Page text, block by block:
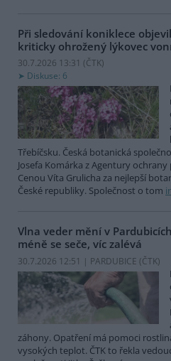
Při sledování koniklece
kriticky ohrožený lýkovec
30.7.2026 13:31 (ČTK)
Diskuse: 6
Třebíčsku. Česká botanická
Josefa Komárka z Agentury
Cenou Víta Grulicha za nejlepší
České republiky. Společnost o tom
Vlna veder mění v
méně se seče, víc zalévá
30.7.2026 12:51 | PARDUBICE (ČTK)
záhony. Opatření má pomoci
vysokých teplot. ČTK to řekla